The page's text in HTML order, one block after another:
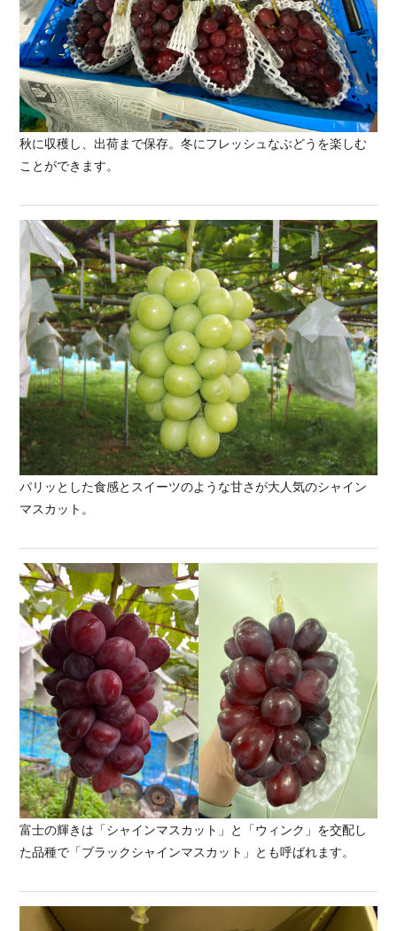
秋に収穫し、出荷まで保存。冬にフレッシュなぶどうを楽しむ
ことができます。
パリッとした食感とスイーツのような甘さが大人気のシャイン
マスカット。
富士の輝きは「シャインマスカット」と「ウィンク」を交配し
た品種で「ブラックシャインマスカット」とも呼ばれます。